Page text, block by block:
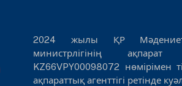
2024 жылы ҚР
министрлігінің
KZ66VPY00098072 нөмірімен
ақпараттық агенттігі ретінде